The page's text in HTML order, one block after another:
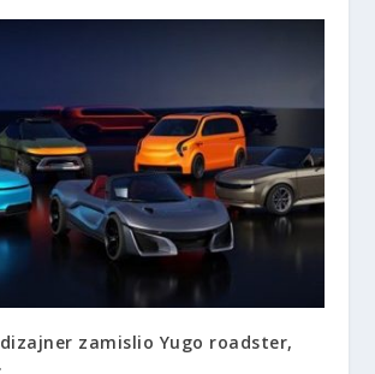
zamislio Yugo roadster,